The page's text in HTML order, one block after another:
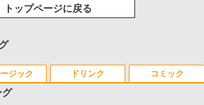
トップページに戻る
ジック ドリンク コミック
グ